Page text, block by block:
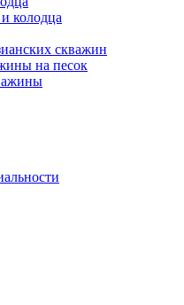
колодца
скважин
на песок